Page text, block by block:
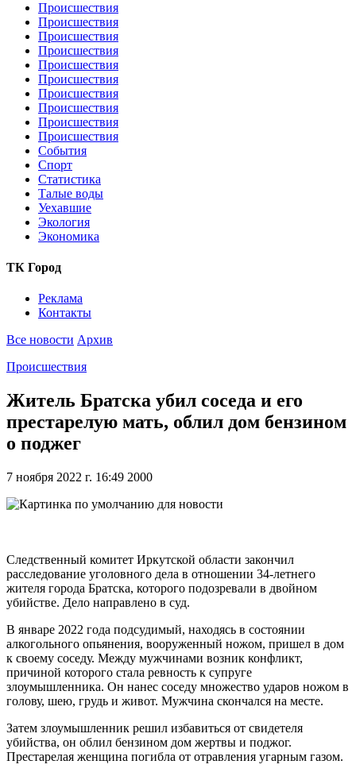
Происшествия
Происшествия
Происшествия
Происшествия
Происшествия
Происшествия
Происшествия
Происшествия
Происшествия
Происшествия
События
Спорт
Статистика
Талые воды
Уехавшие
Экология
Экономика
ТК Город
Реклама
Контакты
Все новости Архив
Происшествия
Житель Братска убил соседа и его
престарелую мать, облил дом бензином
о поджег
7 ноября 2022 г. 16:49 2000
Следственный комитет Иркутской области закончил
расследование уголовного дела в отношении 34-летнего
жителя города Братска, которого подозревали в двойном
убийстве. Дело направлено в суд.
В январе 2022 года подсудимый, находясь в состоянии
алкогольного опьянения, вооруженный ножом, пришел в дом
к своему соседу. Между мужчинами возник конфликт,
причиной которого стала ревность к супруге
злоумышленника. Он нанес соседу множество ударов ножом в
голову, шею, грудь и живот. Мужчина скончался на месте.
Затем злоумышленник решил избавиться от свидетеля
убийства, он облил бензином дом жертвы и поджог.
Престарелая женщина погибла от отравления угарным газом.